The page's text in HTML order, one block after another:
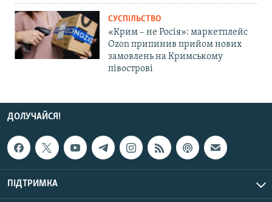
СУСПІЛЬСТВО
«Крим – не Росія»: маркетплейс
Ozon припинив прийом нових
замовлень на Кримському
півострові
ДОЛУЧАЙСЯ!
ПІДТРИМКА